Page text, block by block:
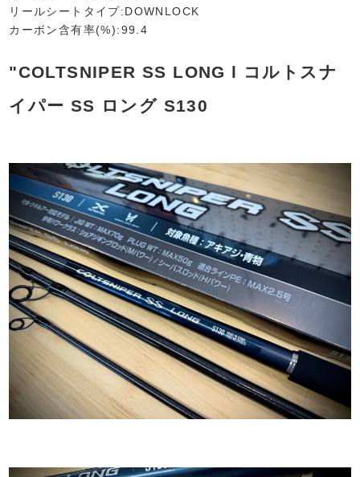
リールシートタイプ:DOWNLOCK
カーボン含有率(%):99.4
"COLTSNIPER SS LONG l コルトスナ
イパー SS ロング S130